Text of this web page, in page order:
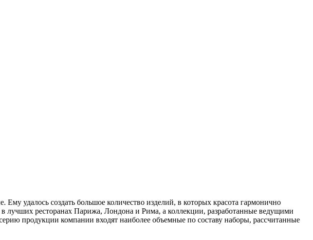
удалось создать большое количество изделий, в которых красота гармонично
ресторанах Парижа, Лондона и Рима, а коллекции, разработанные ведущими
продукции компании входят наиболее объемные по составу наборы, рассчитанные